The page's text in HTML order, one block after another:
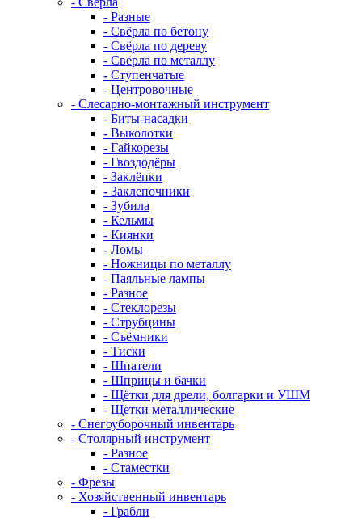
- Разные
- Свёрла по бетону
- Свёрла по дереву
- Свёрла по металлу
- Ступенчатые
- Центровочные
- Слесарно-монтажный инструмент
- Биты-насадки
- Выколотки
- Гайкорезы
- Гвоздодёры
- Заклёпки
- Заклепочники
- Зубила
- Кельмы
- Киянки
- Ломы
- Ножницы по металлу
- Паяльные лампы
- Разное
- Стеклорезы
- Струбцины
- Съёмники
- Тиски
- Шпатели
- Шприцы и бачки
- Щётки для дрели, болгарки и УШМ
- Щётки металлические
- Снегоуборочный инвентарь
- Столярный инструмент
- Разное
- Стаместки
- Фрезы
- Хозяйственный инвентарь
- Грабли